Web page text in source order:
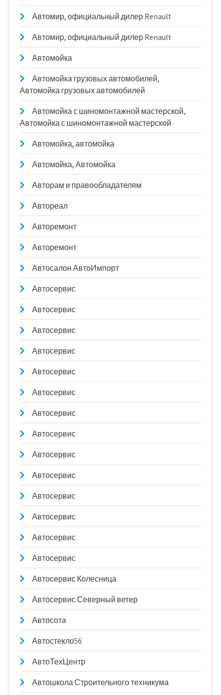
Автомир, официальный дилер Renault
Автомир, официальный дилер Renault
Автомойка
Автомойка грузовых автомобилей,
Автомойка грузовых автомобилей
Автомойка с шиномонтажной мастерской,
Автомойка с шиномонтажной мастерской
Автомойка, автомойка
Автомойка, Автомойка
Авторам и правообладателям
Автореал
Авторемонт
Авторемонт
Автосалон АвтоИмпорт
Автосервис
Автосервис
Автосервис
Автосервис
Автосервис
Автосервис
Автосервис
Автосервис
Автосервис
Автосервис
Автосервис
Автосервис
Автосервис
Автосервис
Автосервис Колесница
Автосервис Северный ветер
Автосота
Автостекло56
АвтоТехЦентр
Автошкола Строительного техникума